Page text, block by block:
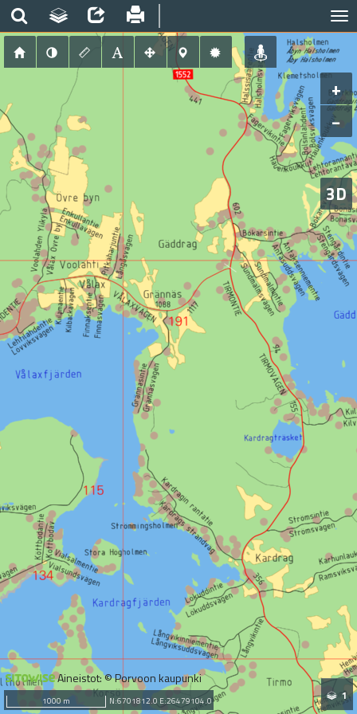
Aineistot: © Porvoon kaupunki
1000 m N:6701812.0 E:26479104.0
+
−
1
3D